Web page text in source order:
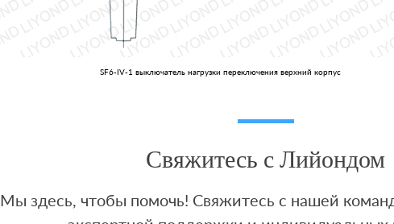
SF6-IV-1 выключатель нагрузки переключения верхний корпус
Свяжитесь с Лийондом
Мы здесь, чтобы помочь! Свяжитесь с нашей